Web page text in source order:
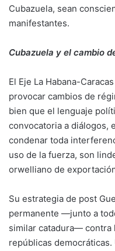
Cubazuela, sean
manifestantes.
Cubazuela y el cambio
El Eje La Habana-
provocar cambios de
bien que el lenguaje
convocatoria a diálogos,
condenar toda
uso de la fuerza, son
orwelliano de
Su estrategia de post
permanente —junto a
similar catadura— contra
repúblicas